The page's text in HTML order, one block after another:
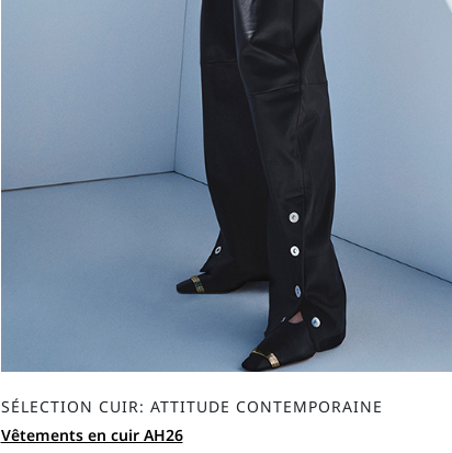
SÉLECTION CUIR: ATTITUDE CONTEMPORAINE
Vêtements en cuir AH26